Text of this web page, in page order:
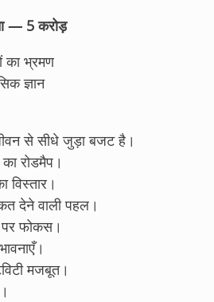
— 5 करोड़
का भ्रमण
ज्ञान
से सीधे जुड़ा बजट है।
रोडमैप।
देने वाली पहल।
पर फोकस।
मजबूत।